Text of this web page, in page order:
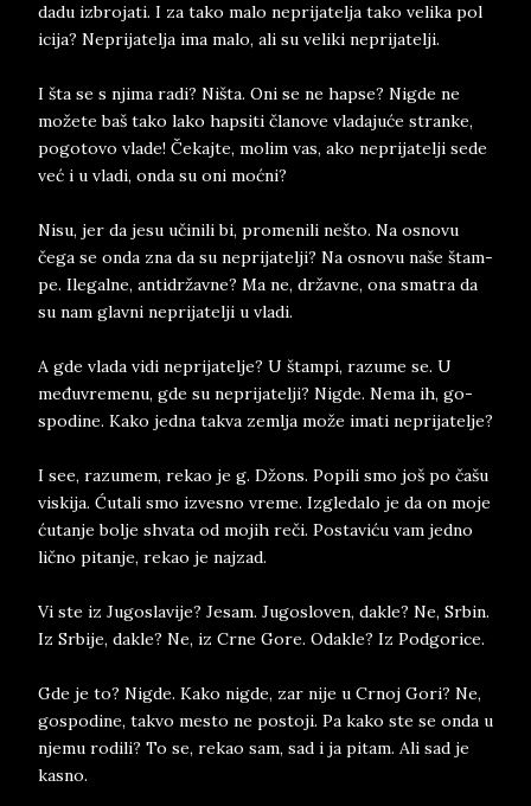
dadu iz­bro­ja­ti. I za tako malo ne­pri­ja­tel­ja tako ve­li­ka po­l
i­ci­ja? Ne­pri­ja­tel­ja ima malo, ali su ve­li­ki ne­pri­ja­tel­ji.
I šta se s nji­ma radi? Niš­ta. Oni se ne hap­se? Nig­de ne
možete baš tako lako hap­si­ti čla­no­ve vla­da­juće stran­ke,
po­go­to­vo vlade! Čekaj­te, mo­lim vas, ako ne­pri­ja­tel­ji sede
već i u vla­di, onda su oni moćni?
Nisu, jer da jesu uči­ni­li bi, pro­me­ni­li ne­što. Na osno­vu
čega se onda zna da su ne­pri­ja­tel­ji? Na osno­vu naše štam­
pe. Ile­gal­ne, an­ti­državne? Ma ne, državne, ona sma­tra da
su nam glav­ni ne­pri­ja­tel­ji u vla­di.
A gde vla­da vidi ne­pri­ja­tel­je? U štam­pi, raz­u­me se. U
međuvre­menu, gde su ne­pri­ja­tel­ji? Nig­de. Nema ih, go­
spo­di­ne. Kako jed­na ta­kva zem­lja može ima­ti ne­pri­ja­tel­je?
I see, raz­u­mem, re­kao je g. Džons. Po­pi­li smo još po čašu
vi­ski­ja. Ćuta­li smo iz­ve­sno vre­me. Iz­gle­da­lo je da on moje
ćutan­je bol­je shva­ta od mo­jih reči. Po­sta­viću vam jed­no
lično pi­tan­je, re­kao je naj­zad.
Vi ste iz Ju­go­sla­vi­je? Je­sam. Ju­go­slo­ven, da­kle? Ne, Sr­bin.
Iz Sr­bi­je, da­kle? Ne, iz Crne Gore. Oda­kle? Iz Pod­go­ri­ce.
Gde je to? Nig­de. Kako nig­de, zar nije u Cr­noj Gori? Ne,
go­spo­di­ne, ta­kvo me­sto ne po­sto­ji. Pa kako ste se onda u
nje­mu ro­di­li? To se, re­kao sam, sad i ja pi­tam. Ali sad je
ka­sno.